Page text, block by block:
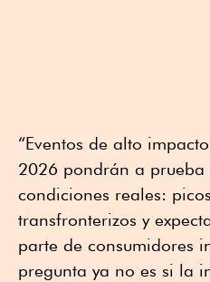
“Eventos de alto
2026 pondrán a prueba
condiciones reales:
transfronterizos y
parte de consumidores
pregunta ya no es si la